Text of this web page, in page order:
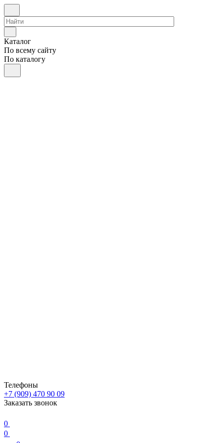
Каталог
По всему сайту
По каталогу
Телефоны
+7 (909) 470 90 09
Заказать звонок
0
0